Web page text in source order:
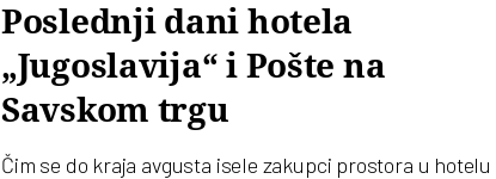
Poslednji dani hotela
„Jugoslavija“ i Pošte na
Savskom trgu
Čim se do kraja avgusta isele zakupci prostora u hotelu